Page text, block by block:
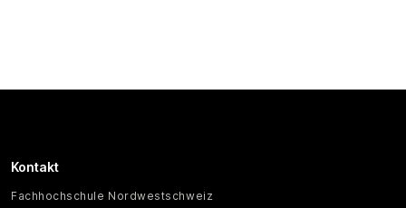
Kontakt
Fachhochschule Nordwestschweiz